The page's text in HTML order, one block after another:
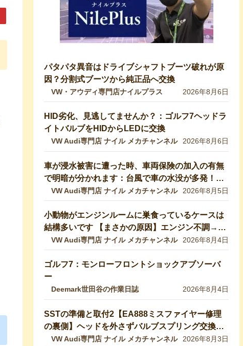
パタパタ異音はドライブシャフトブーツ破れが原
因？分割式ブーツから純正品へ交換
VW・アウディ専門店ナイルプラス 2026年8月6日
HID劣化、見逃してませんか？：ゴルフ7ヘッドラ
イトバルブをHIDからLEDに交換
VW Audi専門店 ナイル メカチャンネル 2026年8月6日
車が浸水被害に遭った時、車両保険の加入の有無
で明暗が分かれます：台風で車の水没が多発！冠
水車の見分け方や注意ポイントをVW専門店が解
説していきます！【VW修理】
VW Audi専門店 ナイル メカチャンネル 2026年8月5日
小動物がエンジンルームに巣食っているケースは
結構多いです 【まさかの原因】エンジン不調→開
けたら小動物の巣だった… 【VW修理】
VW Audi専門店 ナイル メカチャンネル 2026年8月4日
ゴルフ7：モンローフロントショックアブソーバ
ー
Deemark世田谷の作業日誌 2026年8月4日
SSTの準備と取付2【EA888ミスファイヤー修理
の裏側】ヘッドを外さずバルブスプリング交換！
特殊工具で行う実作業を完全公開 【VW修理】
VW Audi専門店 ナイル メカチャンネル 2026年8月3日